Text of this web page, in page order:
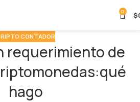
0 $
CONTADOR
requerimiento de
hago